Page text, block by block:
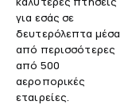
για εσάς σε
δευτερόλεπτα μέσα
από περισσότερες
από 500
αεροπορικές
εταιρείες.